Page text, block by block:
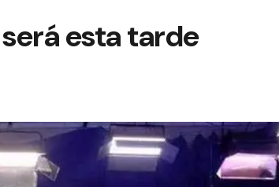
esta tarde